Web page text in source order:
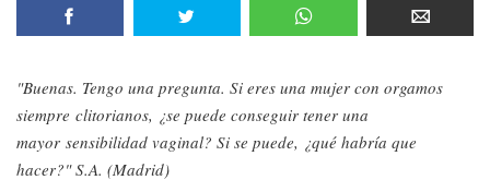
"Buenas. Tengo una pregunta. Si eres una mujer con orgamos
siempre clitorianos, ¿se puede conseguir tener una
mayor sensibilidad vaginal? Si se puede, ¿qué habría que
hacer?" S.A. (Madrid)